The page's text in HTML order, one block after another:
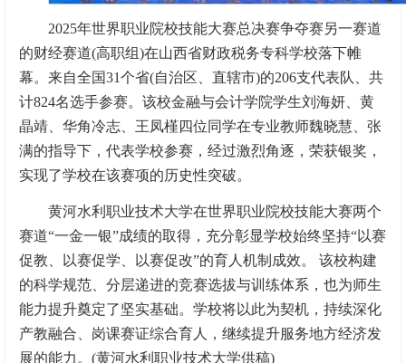
2025年世界职业院校技能大赛总决赛争夺赛另一赛道
的财经赛道(高职组)在山西省财政税务专科学校落下帷
幕。来自全国31个省(自治区、直辖市)的206支代表队、共
计824名选手参赛。该校金融与会计学院学生刘海妍、黄
晶靖、华角冷志、王凤槿四位同学在专业教师魏晓慧、张
满的指导下，代表学校参赛，经过激烈角逐，荣获银奖，
实现了学校在该赛项的历史性突破。
黄河水利职业技术大学在世界职业院校技能大赛两个
赛道“一金一银”成绩的取得，充分彰显学校始终坚持“以赛
促教、以赛促学、以赛促改”的育人机制成效。 该校构建
的科学规范、分层递进的竞赛选拔与训练体系，也为师生
能力提升奠定了坚实基础。学校将以此为契机，持续深化
产教融合、岗课赛证综合育人，继续提升服务地方经济发
展的能力。(黄河水利职业技术大学供稿)